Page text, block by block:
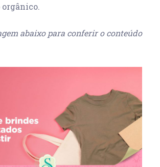
abaixo para conferir o conteúdo